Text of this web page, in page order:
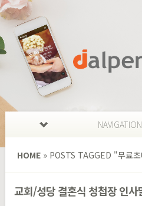
HOME »POSTS TAGGED "무료
교회/성당 결혼식 청첩장 인사